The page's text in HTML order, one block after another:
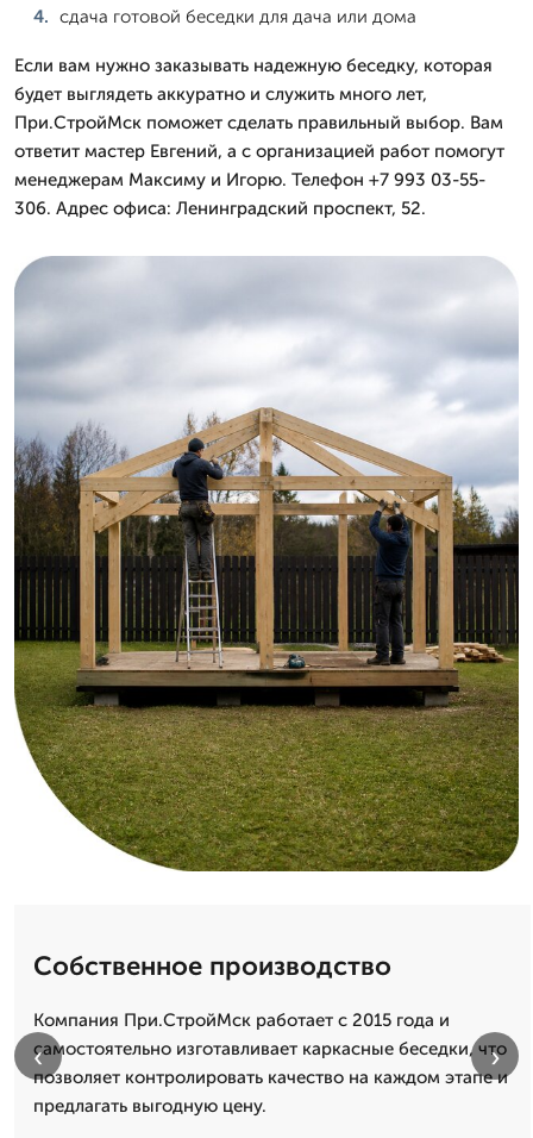
сдача готовой беседки для дача или дома
Если вам нужно заказывать надежную беседку, которая
будет выглядеть аккуратно и служить много лет,
При.СтройМск поможет сделать правильный выбор. Вам
ответит мастер Евгений, а с организацией работ помогут
менеджерам Максиму и Игорю. Телефон +7 993 03-55-
306. Адрес офиса: Ленинградский проспект, 52.
Собственное производство
Компания При.СтройМск работает с 2015 года и
самостоятельно изготавливает каркасные беседки, что
позволяет контролировать качество на каждом этапе и
предлагать выгодную цену.
‹ ›